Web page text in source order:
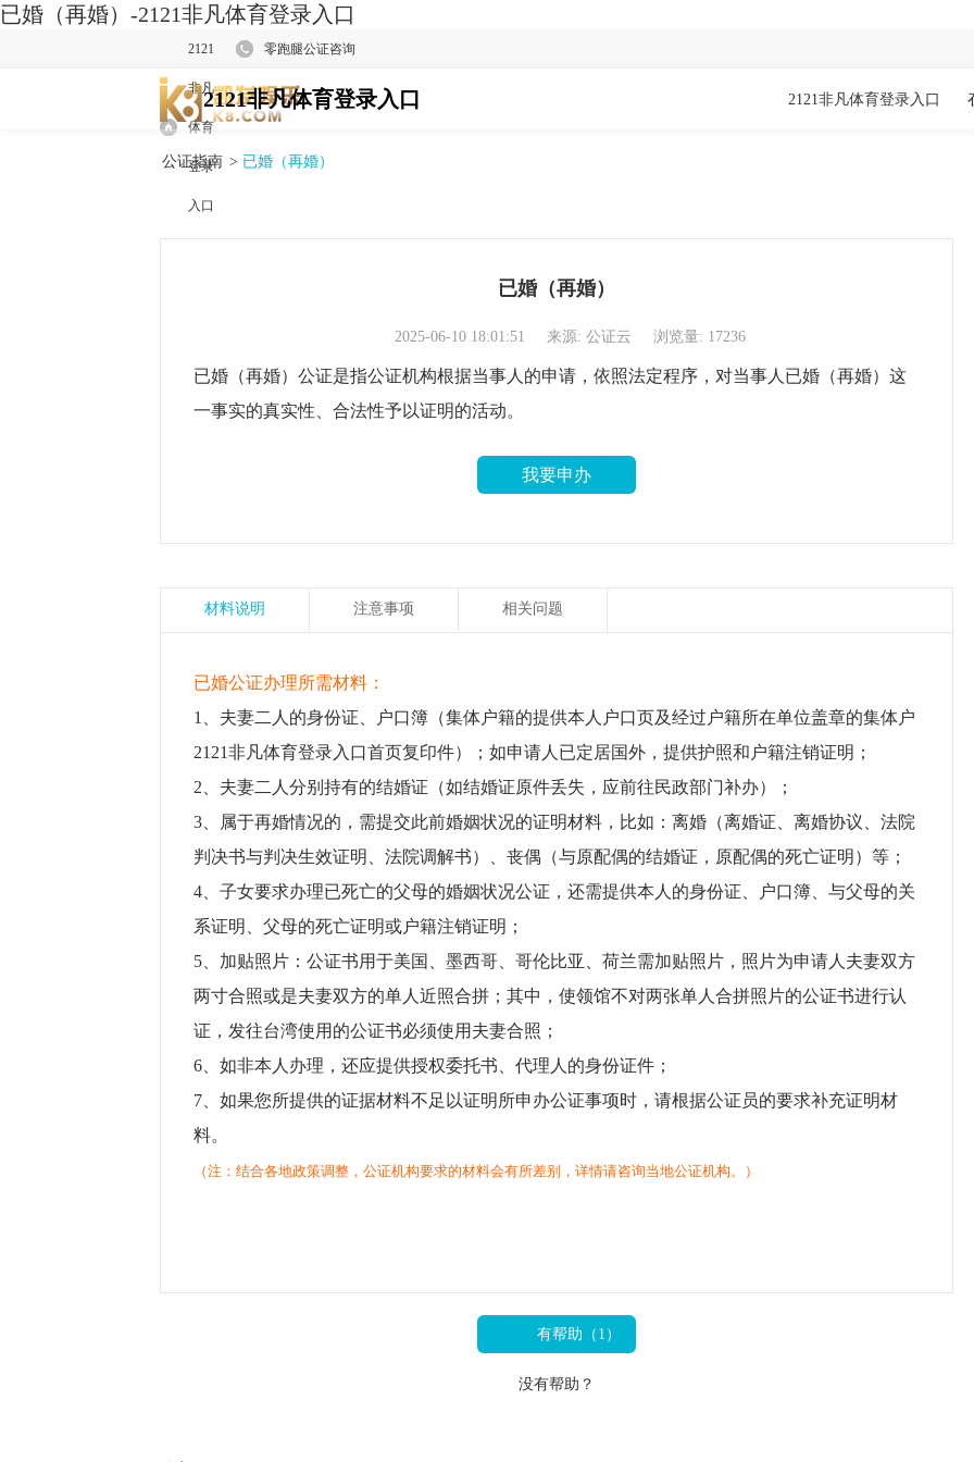
已婚（再婚）-2121非凡体育登录入口
2121
非凡
体育
登录
入口
零跑腿公证咨询
2121非凡体育登录入口 2121非凡体育登录入口
公证指南 > 已婚（再婚）
已婚（再婚）
2025-06-10 18:01:51 来源: 公证云 浏览量: 17236
已婚（再婚）公证是指公证机构根据当事人的申请，依照法定程序，对当事人已婚（再婚）这
一事实的真实性、合法性予以证明的活动。
我要申办
材料说明 注意事项 相关问题
已婚公证办理所需材料：
1、夫妻二人的身份证、户口簿（集体户籍的提供本人户口页及经过户籍所在单位盖章的集体户
2121非凡体育登录入口首页复印件）；如申请人已定居国外，提供护照和户籍注销证明；
2、夫妻二人分别持有的结婚证（如结婚证原件丢失，应前往民政部门补办）；
3、属于再婚情况的，需提交此前婚姻状况的证明材料，比如：离婚（离婚证、离婚协议、法院
判决书与判决生效证明、法院调解书）、丧偶（与原配偶的结婚证，原配偶的死亡证明）等；
4、子女要求办理已死亡的父母的婚姻状况公证，还需提供本人的身份证、户口簿、与父母的关
系证明、父母的死亡证明或户籍注销证明；
5、加贴照片：公证书用于美国、墨西哥、哥伦比亚、荷兰需加贴照片，照片为申请人夫妻双方
两寸合照或是夫妻双方的单人近照合拼；其中，使领馆不对两张单人合拼照片的公证书进行认
证，发往台湾使用的公证书必须使用夫妻合照；
6、如非本人办理，还应提供授权委托书、代理人的身份证件；
7、如果您所提供的证据材料不足以证明所申办公证事项时，请根据公证员的要求补充证明材
料。
（注：结合各地政策调整，公证机构要求的材料会有所差别，详情请咨询当地公证机构。）
有帮助（ 1 ）
没有帮助？